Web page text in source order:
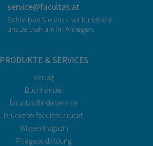
service@facultas.at
Schreiben Sie uns – wir kümmern
uns zeitnah um Ihr Anliegen.
PRODUKTE & SERVICES
Verlag
Buchhandel
facultas Bindeservice
Druckerei facultas druckt.
Wissen Magazin
Pflegeausbildung